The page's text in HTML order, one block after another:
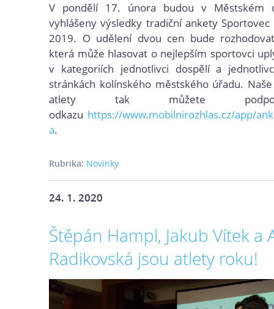
V pondělí 17. února budou v Městském
vyhlášeny výsledky tradiční ankety Sportovec
2019. O udělení dvou cen bude
která může hlasovat o nejlepším sportovci
v kategoriích jednotlivci dospělí a
stránkách kolínského městského úřadu.
atlety tak můžete
odkazu https://www.mobilnirozhlas.cz/app/
a.
Rubrika: Novinky
24. 1. 2020
Štěpán Hampl, Jakub Vítek a
Radikovská jsou atlety roku!